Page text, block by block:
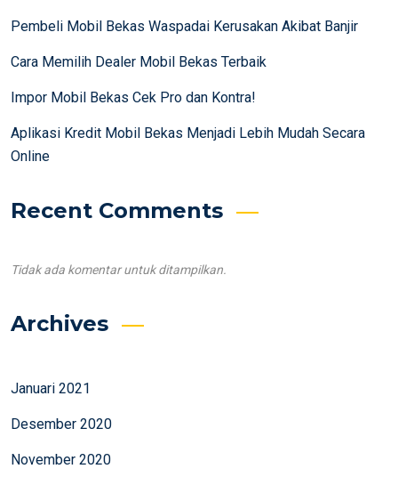
Pembeli Mobil Bekas Waspadai Kerusakan Akibat Banjir
Cara Memilih Dealer Mobil Bekas Terbaik
Impor Mobil Bekas Cek Pro dan Kontra!
Aplikasi Kredit Mobil Bekas Menjadi Lebih Mudah Secara
Online
Recent Comments
Tidak ada komentar untuk ditampilkan.
Archives
Januari 2021
Desember 2020
November 2020